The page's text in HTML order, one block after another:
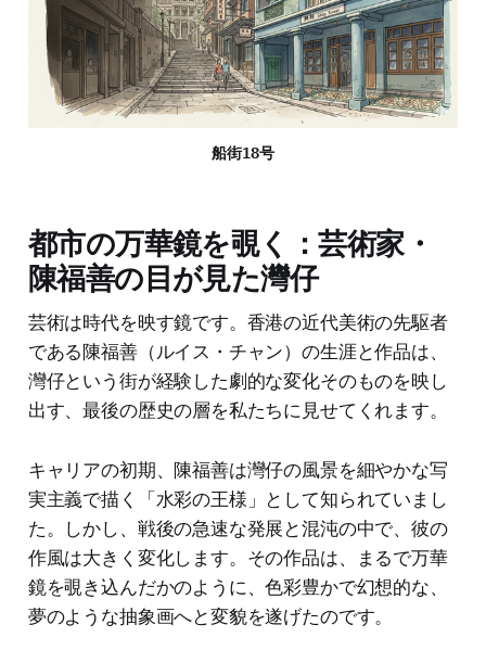
船街18号
都市の万華鏡を覗く：芸術家・
陳福善の目が見た灣仔
芸術は時代を映す鏡です。香港の近代美術の先駆者
である陳福善（ルイス・チャン）の生涯と作品は、
灣仔という街が経験した劇的な変化そのものを映し
出す、最後の歴史の層を私たちに見せてくれます。
キャリアの初期、陳福善は灣仔の風景を細やかな写
実主義で描く「水彩の王様」として知られていまし
た。しかし、戦後の急速な発展と混沌の中で、彼の
作風は大きく変化します。その作品は、まるで万華
鏡を覗き込んだかのように、色彩豊かで幻想的な、
夢のような抽象画へと変貌を遂げたのです。